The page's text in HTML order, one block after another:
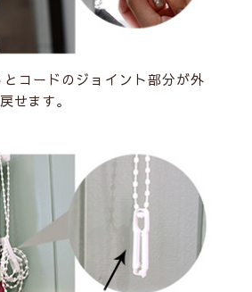
コードのジョイント部分が外
せます。